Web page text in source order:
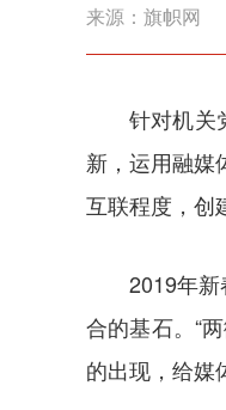
来源： 旗帜网
针对机关
新，运用融媒
互联程度，创
2019年
合的基石。“
的出现，给媒